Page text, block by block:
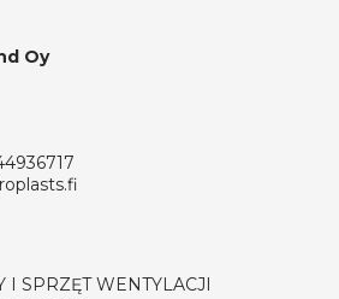
Oy
I SPRZĘT WENTYLACJI